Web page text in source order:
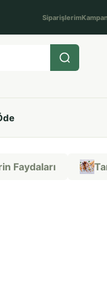
Siparişlerim
Faydaları